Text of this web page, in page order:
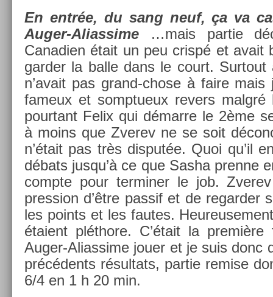
En entrée, du sang neuf, ça va
Auger-Aliassime …mais par­tie
Canadi­en était un peu crispé et avait
gard­er la balle dans le court. Sur­tout
n’avait pas grand-chose à faire mais
fameux et somptueux re­v­ers malgré
pour­tant Felix qui démarre le 2ème
à moins que Zverev ne se soit
n’était pas très dis­put­ée. Quoi qu’il
débats jusqu’à ce que Sasha pre­nne
com­pte pour ter­min­er le job.
press­ion d’être pas­sif et de re­gard­er
les points et les fautes.
étaient pléthore. C’était la
Auger-Aliassime jouer et je suis donc
précédents résul­tats, par­tie re­m­ise
6/4 en 1 h 20 min.